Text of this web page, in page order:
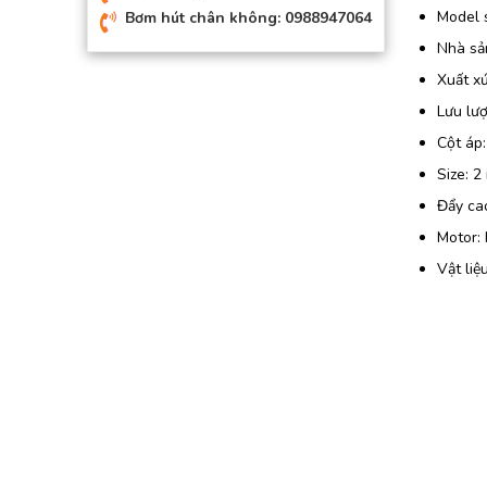
Bơm hút chân không: 0988947064
Model
Nhà
Xuất
Lưu
Cột
Size: 2
Đẩy
Motor:
Vật